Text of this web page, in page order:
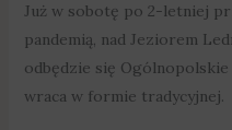
Już w sobotę po 2-letniej
pandemią, nad Jeziorem
odbędzie się
wraca w formie tradycyjnej.